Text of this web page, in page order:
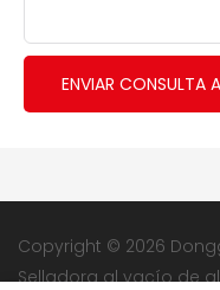
ENVIAR CONSULTA
Copyright © 2026
Selladora al vacío de